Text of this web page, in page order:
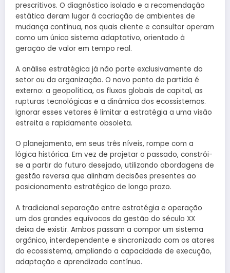
prescritivos. O diagnóstico isolado e a recomendação
estática deram lugar à cocriação de ambientes de
mudança contínua, nos quais cliente e consultor operam
como um único sistema adaptativo, orientado à
geração de valor em tempo real.
A análise estratégica já não parte exclusivamente do
setor ou da organização. O novo ponto de partida é
externo: a geopolítica, os fluxos globais de capital, as
rupturas tecnológicas e a dinâmica dos ecossistemas.
Ignorar esses vetores é limitar a estratégia a uma visão
estreita e rapidamente obsoleta.
O planejamento, em seus três níveis, rompe com a
lógica histórica. Em vez de projetar o passado, constrói-
se a partir do futuro desejado, utilizando abordagens de
gestão reversa que alinham decisões presentes ao
posicionamento estratégico de longo prazo.
A tradicional separação entre estratégia e operação
um dos grandes equívocos da gestão do século XX
deixa de existir. Ambos passam a compor um sistema
orgânico, interdependente e sincronizado com os atores
do ecossistema, ampliando a capacidade de execução,
adaptação e aprendizado contínuo.